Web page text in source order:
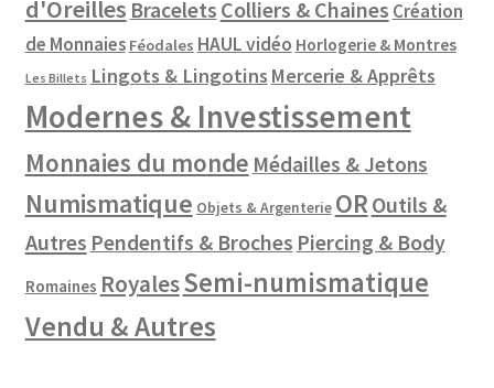
d'Oreilles Bracelets Colliers & Chaines Création
de Monnaies Féodales HAUL vidéo Horlogerie & Montres
Les Billets Lingots & Lingotins Mercerie & Apprêts
Modernes & Investissement
Monnaies du monde Médailles & Jetons
Numismatique Objets & Argenterie OR Outils &
Autres Pendentifs & Broches Piercing & Body
Romaines RoyalesSemi-numismatique
Vendu & Autres